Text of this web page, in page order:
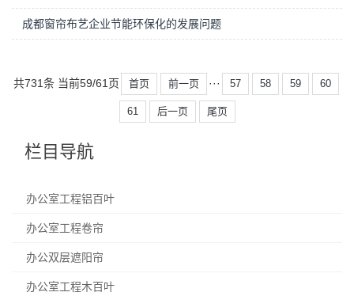
成都窗帘布艺企业节能环保化的发展问题
共731条 当前59/61页 首页 前一页 ··· 57 58 59 60
61 后一页 尾页
栏目导航
办公室工程铝百叶
办公室工程卷帘
办公双层遮阳帘
办公室工程木百叶